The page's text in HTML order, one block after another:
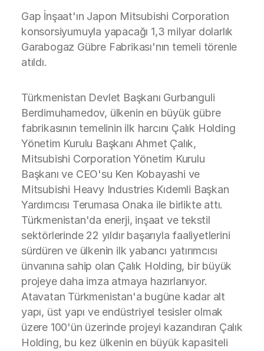
Gap İnşaat'ın Japon Mitsubishi Corporation
konsorsiyumuyla yapacağı 1,3 milyar dolarlık
Garabogaz Gübre Fabrikası'nın temeli törenle
atıldı.
Türkmenistan Devlet Başkanı Gurbanguli
Berdimuhamedov, ülkenin en büyük gübre
fabrikasının temelinin ilk harcını Çalık Holding
Yönetim Kurulu Başkanı Ahmet Çalık,
Mitsubishi Corporation Yönetim Kurulu
Başkanı ve CEO'su Ken Kobayashi ve
Mitsubishi Heavy Industries Kıdemli Başkan
Yardımcısı Terumasa Onaka ile birlikte attı.
Türkmenistan'da enerji, inşaat ve tekstil
sektörlerinde 22 yıldır başarıyla faaliyetlerini
sürdüren ve ülkenin ilk yabancı yatırımcısı
ünvanına sahip olan Çalık Holding, bir büyük
projeye daha imza atmaya hazırlanıyor.
Atavatan Türkmenistan'a bugüne kadar alt
yapı, üst yapı ve endüstriyel tesisler olmak
üzere 100'ün üzerinde projeyi kazandıran Çalık
Holding, bu kez ülkenin en büyük kapasiteli